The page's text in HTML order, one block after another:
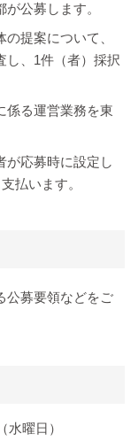
公募します。
提案について、
し、1件（者）採択
係る運営業務を東
が応募時に設定し
払います。
公募要領などをご
曜日）